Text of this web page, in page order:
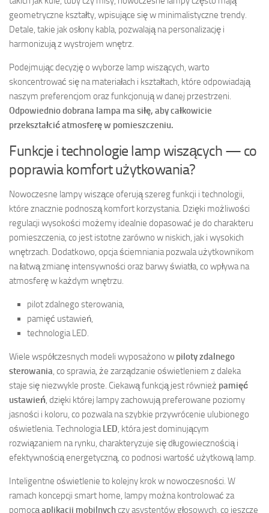
geometryczne kształty, wpisujące się w minimalistyczne trendy.
Detale, takie jak osłony kabla, pozwalają na personalizację i
harmonizują z wystrojem wnętrz.
Podejmując decyzję o wyborze lamp wiszących, warto
skoncentrować się na materiałach i kształtach, które odpowiadają
naszym preferencjom oraz funkcjonują w danej przestrzeni.
Odpowiednio dobrana lampa ma siłę, aby całkowicie
przekształcić atmosferę w pomieszczeniu.
Funkcje i technologie lamp wiszących — co
poprawia komfort użytkowania?
Nowoczesne lampy wiszące oferują szereg funkcji i technologii,
które znacznie podnoszą komfort korzystania. Dzięki możliwości
regulacji wysokości możemy idealnie dopasować je do charakteru
pomieszczenia, co jest istotne zarówno w niskich, jak i wysokich
wnętrzach. Dodatkowo, opcja ściemniania pozwala użytkownikom
na łatwą zmianę intensywności oraz barwy światła, co wpływa na
atmosferę w każdym wnętrzu.
pilot zdalnego sterowania,
pamięć ustawień,
technologia LED.
Wiele współczesnych modeli wyposażono w piloty zdalnego
sterowania, co sprawia, że zarządzanie oświetleniem z daleka
staje się niezwykle proste. Ciekawą funkcją jest również pamięć
ustawień, dzięki której lampy zachowują preferowane poziomy
jasności i koloru, co pozwala na szybkie przywrócenie ulubionego
oświetlenia. TechnologiaLED, która jest dominującym
rozwiązaniem na rynku, charakteryzuje się długowiecznością i
efektywnością energetyczną, co podnosi wartość użytkową lamp.
Inteligentne oświetlenie to kolejny krok w nowoczesności. W
ramach koncepcji smart home, lampy można kontrolować za
pomocąaplikacji mobilnychczy asystentów głosowych, co jeszcze